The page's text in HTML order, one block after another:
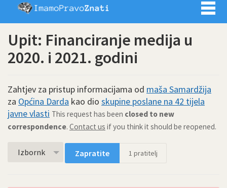
Imamo
Upit: Financiranje medija u
2020. i 2021. godini
Zahtjev za pristup informacijama od maša Samardžija
za Općina Darda kao dio skupine poslane na 42 tijela
javne vlasti This request has been closed to new
correspondence. Contact us if you think it should be reopened.
Izbornk Zapratite 1 pratitelj